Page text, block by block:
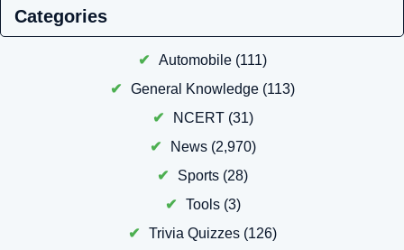
Categories
Automobile (111)
General Knowledge (113)
NCERT(31)
News(2,970)
Sports (28)
Tools(3)
Trivia Quizzes (126)